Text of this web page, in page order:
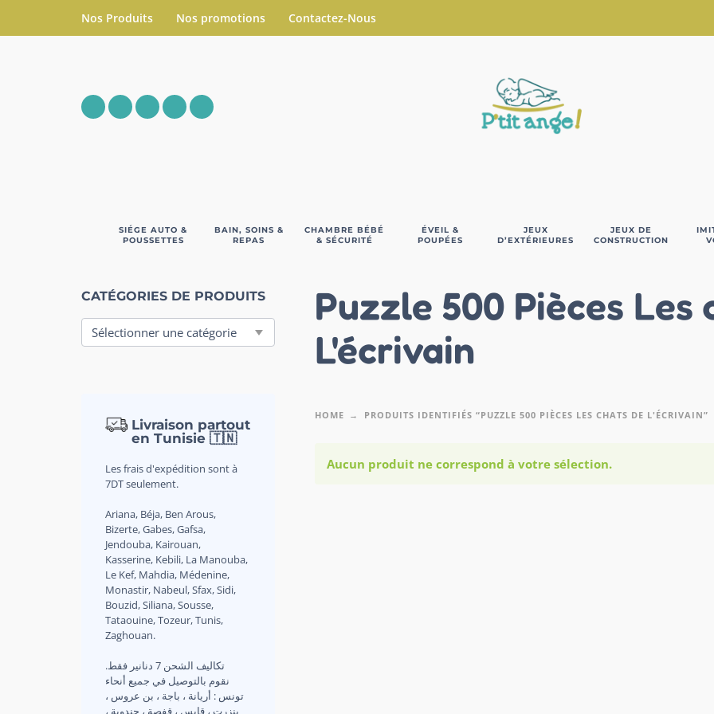
Nos Produits Nos promotions Contactez-Nous
SIÉGE AUTO &
POUSSETTES
BAIN, SOINS &
REPAS
CHAMBRE BÉBÉ
& SÉCURITÉ
ÉVEIL &
POUPÉES
JEUX
D’EXTÉRIEURES
JEUX DE
CONSTRUCTION
CATÉGORIES DE PRODUITS
Livraison partout
en Tunisie 🇹🇳
Les frais d'expédition sont à
7DT seulement.
Ariana, Béja, Ben Arous,
Bizerte, Gabes, Gafsa,
Jendouba, Kairouan,
Kasserine, Kebili, La Manouba,
Le Kef, Mahdia, Médenine,
Monastir, Nabeul, Sfax, Sidi,
Bouzid, Siliana, Sousse,
Tataouine, Tozeur, Tunis,
Zaghouan.
.تكاليف الشحن 7 دنانير فقط
نقوم بالتوصيل في جميع أنحاء
تونس : أريانة ، باجة ، بن عروس ،
بنزرت ، قابس ، قفصة ، جندوبة ،
Puzzle 500 Pièces Les
L'écrivain
HOME PRODUITS IDENTIFIÉS “PUZZLE 500 PIÈCES LES CHATS DE L'ÉCRIVAIN”
Aucun produit ne correspond à votre sélection.